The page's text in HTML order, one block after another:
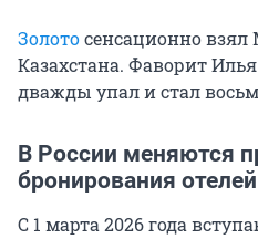
Золотосенсационно
Казахстана. Фаворит
дважды упал и стал
В России меняются
бронирования отелей
С 1 марта 2026 года